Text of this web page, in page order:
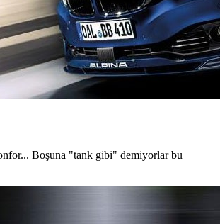
Boşuna "tank gibi" demiyorlar bu